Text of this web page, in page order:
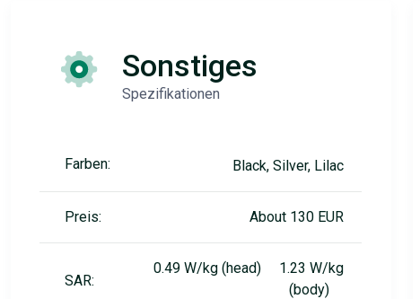
Sonstiges
Spezifikationen
Farben: Black, Silver, Lilac
Preis: About 130 EUR
SAR:
0.49 W/kg (head) 1.23 W/kg
(body)